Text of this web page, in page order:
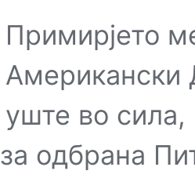
Примирјето
уште во сила,
одбрана